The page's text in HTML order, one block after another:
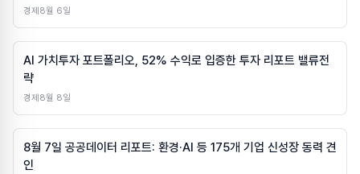
경제 8월 6일
AI 가치투자 포트폴리오, 52% 수익로 입증한 투자 리포트 밸류전
략
경제 8월 8일
8월 7일 공공데이터 리포트: 환경·AI 등 175개 기업 신성장 동력 견
인